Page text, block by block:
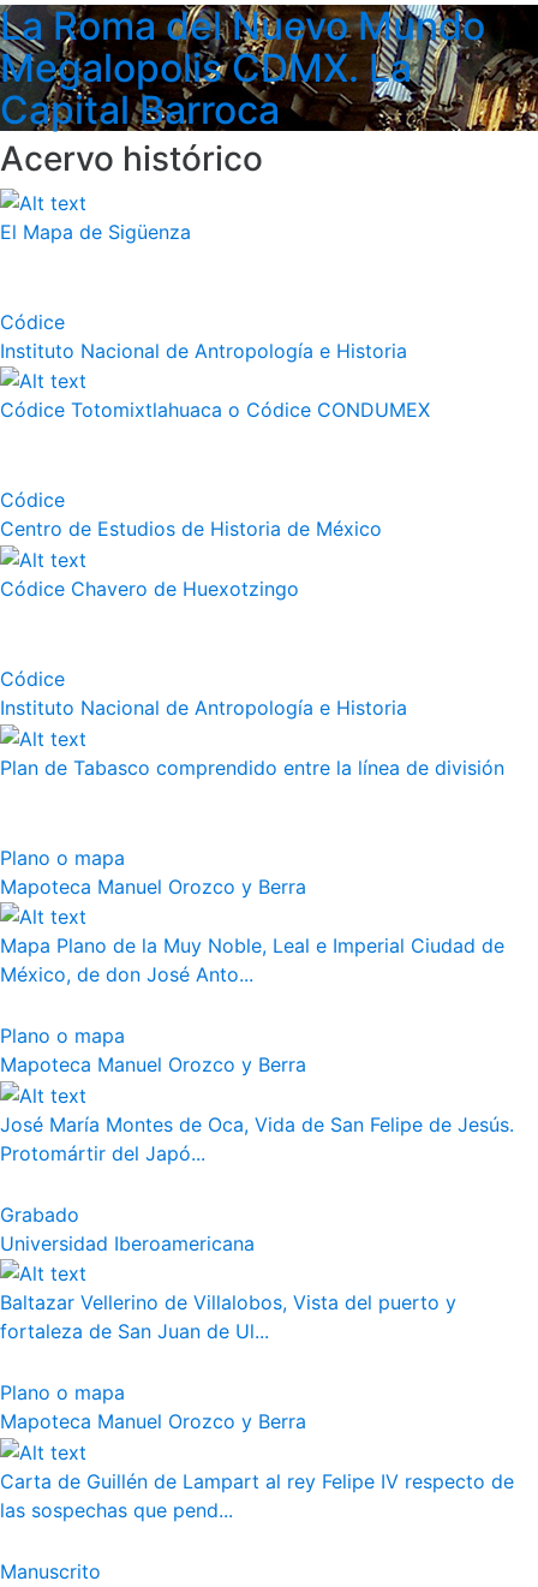
La Roma del Nuevo Mundo
Megalopolis CDMX. La
Capital Barroca
Acervo histórico
El Mapa de Sigüenza
Códice
Instituto Nacional de Antropología e Historia
Códice Totomixtlahuaca o Códice CONDUMEX
Códice
Centro de Estudios de Historia de México
Códice Chavero de Huexotzingo
Códice
Instituto Nacional de Antropología e Historia
Plan de Tabasco comprendido entre la línea de división
Plano o mapa
Mapoteca Manuel Orozco y Berra
Mapa Plano de la Muy Noble, Leal e Imperial Ciudad de
México, de don José Anto...
Plano o mapa
Mapoteca Manuel Orozco y Berra
José María Montes de Oca, Vida de San Felipe de Jesús.
Protomártir del Japó...
Grabado
Universidad Iberoamericana
Baltazar Vellerino de Villalobos, Vista del puerto y
fortaleza de San Juan de Ul...
Plano o mapa
Mapoteca Manuel Orozco y Berra
Carta de Guillén de Lampart al rey Felipe IV respecto de
las sospechas que pend...
Manuscrito